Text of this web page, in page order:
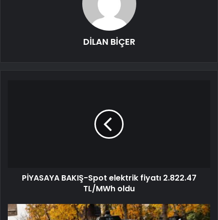
DİLAN BİÇER
PİYASAYA BAKIŞ-Spot elektrik fiyatı 2.822.47
TL/MWh oldu